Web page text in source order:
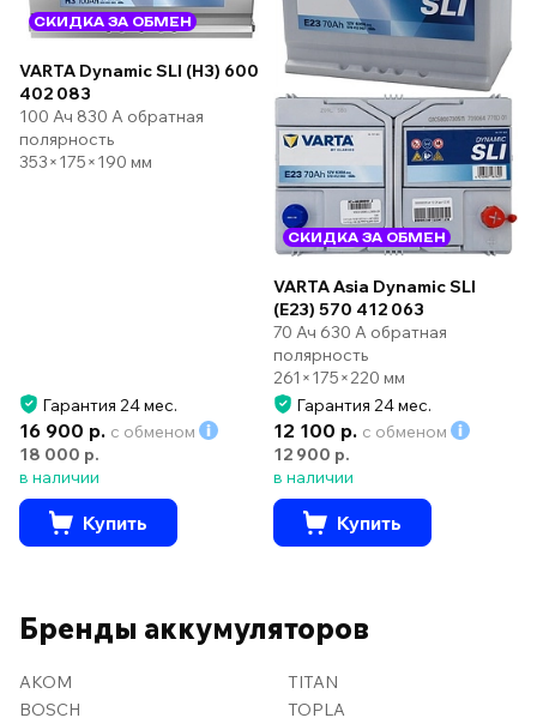
СКИДКА ЗА ОБМЕН
VARTA Dynamic SLI (H3) 600
402 083
100 Ач 830 А обратная
полярность
353×175×190 мм
Гарантия 24 мес.
16 900 р. с обменом
18 000 р.
в наличии
Купить
СКИДКА ЗА ОБМЕН
VARTA Asia Dynamic SLI
(E23) 570 412 063
70 Ач 630 А обратная
полярность
261×175×220 мм
Гарантия 24 мес.
12 100 р. с обменом
12 900 р.
в наличии
Купить
Бренды аккумуляторов
AKOM
BOSCH
TITAN
TOPLA